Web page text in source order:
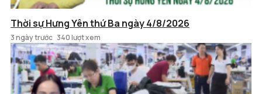
Thời sự Hưng Yên thứ Ba ngày 4/8/2026
3 ngày trước 340 lượt xem